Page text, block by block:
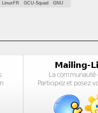
LinuxFR GCU-Squad GNU